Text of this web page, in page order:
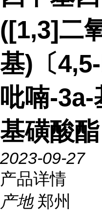
([1,3]二
基)〔
吡喃-3a-
基磺酸酯
2023-09-27
产品详情
产地 郑州